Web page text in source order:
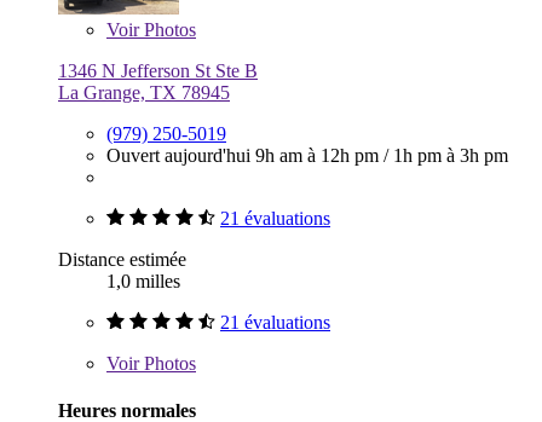
VoirPhotos
1346 N Jefferson St Ste B
La Grange, TX 78945
(979) 250-5019
Ouvert aujourd'hui 9h am à 12h pm / 1h pm à 3h pm
21 évaluations
Distance estimée
1,0 milles
21 évaluations
VoirPhotos
Heures normales